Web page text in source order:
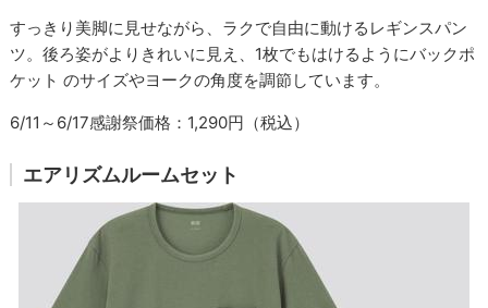
すっきり美脚に見せながら、ラクで自由に動けるレギンスパン
ツ。後ろ姿がよりきれいに見え、1枚でもはけるようにバックポ
ケット のサイズやヨークの角度を調節しています。
6/11～6/17感謝祭価格：1,290円（税込）
エアリズムルームセット